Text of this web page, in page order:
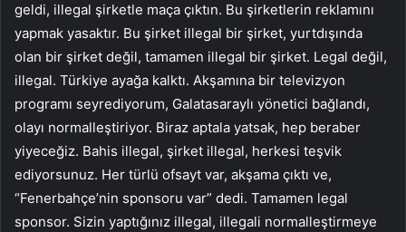
geldi, illegal şirketle maça çıktın. Bu şirketlerin reklamını
yapmak yasaktır. Bu şirket illegal bir şirket, yurtdışında
olan bir şirket değil, tamamen illegal bir şirket. Legal değil,
illegal. Türkiye ayağa kalktı. Akşamına bir televizyon
programı seyrediyorum, Galatasaraylı yönetici bağlandı,
olayı normalleştiriyor. Biraz aptala yatsak, hep beraber
yiyeceğiz. Bahis illegal, şirket illegal, herkesi teşvik
ediyorsunuz. Her türlü ofsayt var, akşama çıktı ve,
“Fenerbahçe’nin sponsoru var” dedi. Tamamen legal
sponsor. Sizin yaptığınız illegal, illegali normalleştirmeye